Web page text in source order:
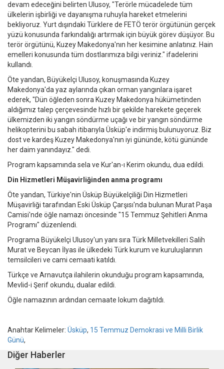
devam edeceğini belirten Ulusoy, "Terörle mücadelede tüm
ülkelerin işbirliği ve dayanışma ruhuyla hareket etmelerini
bekliyoruz. Yurt dışındaki Türklere de FETÖ terör örgütünün gerçek
yüzü konusunda farkındalığı artırmak için büyük görev düşüyor. Bu
terör örgütünü, Kuzey Makedonya'nın her kesimine anlatınız. Hain
emelleri konusunda tüm dostlarımıza bilgi veriniz." ifadelerini
kullandı.
Öte yandan, Büyükelçi Ulusoy, konuşmasında Kuzey
Makedonya'da yaz aylarında çıkan orman yangınlara işaret
ederek, "Dün öğleden sonra Kuzey Makedonya hükümetinden
aldığımız talep çerçevesinde hızlı bir şekilde harekete geçerek
ülkemizden iki yangın söndürme uçağı ve bir yangın söndürme
helikopterini bu sabah itibarıyla Üsküp'e indirmiş bulunuyoruz. Biz
dost ve kardeş Kuzey Makedonya'nın iyi gününde, kötü gününde
her daim yanındayız." dedi.
Program kapsamında sela ve Kur'an-ı Kerim okundu, dua edildi.
Din Hizmetleri Müşavirliğinden anma programı
Öte yandan, Türkiye'nin Üsküp Büyükelçiliği Din Hizmetleri
Müşavirliği tarafından Eski Üsküp Çarşısı'nda bulunan Murat Paşa
Camisi'nde öğle namazı öncesinde "15 Temmuz Şehitleri Anma
Programı" düzenlendi.
Programa Büyükelçi Ulusoy'un yanı sıra Türk Milletvekilleri Salih
Murat ve Beycan İlyas ile ülkedeki Türk kurum ve kuruluşlarının
temsilcileri ve cami cemaati katıldı.
Türkçe ve Arnavutça ilahilerin okunduğu program kapsamında,
Mevlid-i Şerif okundu, dualar edildi.
Öğle namazının ardından cemaate lokum dağıtıldı.
Anahtar Kelimeler: Üsküp, 15 Temmuz Demokrasi ve Milli Birlik
Günü,
Diğer Haberler